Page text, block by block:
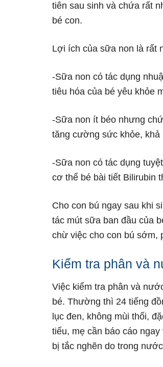
tiên sau sinh và chứa rất
bé con.
Lợi ích của sữa non là rất
-Sữa non có tác dụng
tiêu hóa của bé yêu khỏe
-Sữa non ít béo nhưng
tăng cường sức khỏe, khả
-Sữa non có tác dụng
cơ thể bé bài tiết Bilirubin
Cho con bú ngay sau khi
tác mút sữa ban đầu của
chừ việc cho con bú sớm,
Kiểm tra phân và
Việc kiểm tra phân và
bé. Thường thì 24 tiếng
lục đen, không mùi thối,
tiểu, mẹ cần báo cáo
bị tắc nghẽn do trong